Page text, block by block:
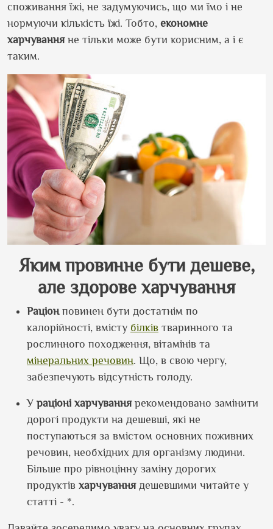
споживання їжі, не задумуючись, що ми їмо і не
нормуючи кількість їжі. Тобто, економне
харчуванняне тільки може бути корисним, а і є
таким.
Яким провинне бути дешеве,
але здорове харчування
Раціонповинен бути достатнім по
калорійності, вмісту білків тваринного та
рослинного походження, вітамінів та
мінеральних речовин. Що, в свою чергу,
забезпечують відсутність голоду.
У раціоні харчуваннярекомендовано замінити
дорогі продукти на дешевші, які не
поступаються за вмістом основних поживних
речовин, необхідних для організму людини.
Більше про рівноцінну заміну дорогих
продуктів харчуваннядешевшими читайте у
статті - *.